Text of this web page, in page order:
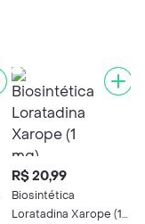
R$ 20,99
Biosintética
Loratadina Xarope (1